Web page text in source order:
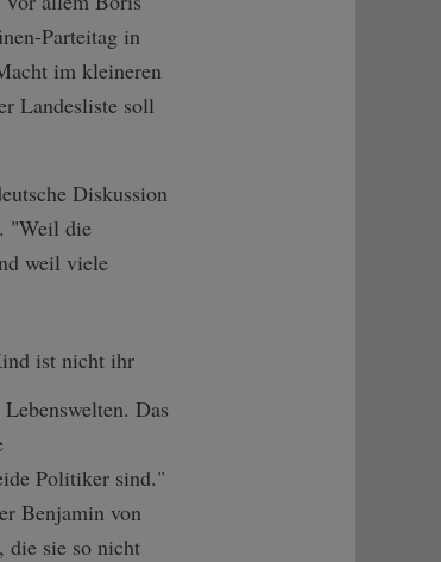
Parteitag in
im kleineren
Landesliste soll
Diskussion
"Weil die
weil viele
ist nicht ihr
Das
Politiker sind."
Benjamin von
die sie so nicht